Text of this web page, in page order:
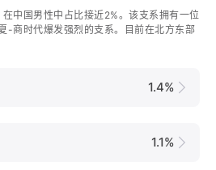
中国男性中占比接近2%。该支系拥有一位
-商时代爆发强烈的支系。目前在北方东部
1.4%
1.1%